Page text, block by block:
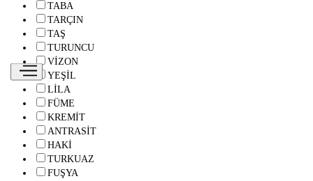
TABA
TARÇIN
TAŞ
TURUNCU
VİZON
YEŞİL
LİLA
FÜME
KREMİT
ANTRASİT
HAKİ
TURKUAZ
FUŞYA